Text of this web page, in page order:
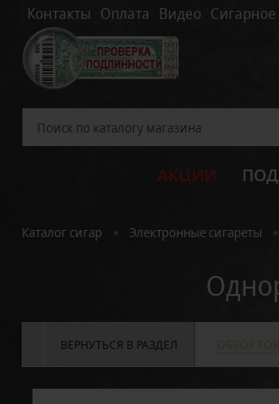
Контакты Оплата Видео
АКЦИИ
Каталог сигар Электронные сигареты
ВЕРНУТЬСЯ В РАЗДЕЛ ОБЗОР